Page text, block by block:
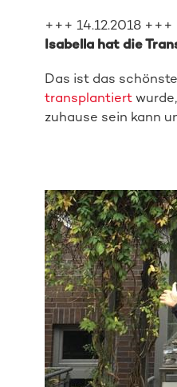
+++ 14.12.2018 +++
Isabella hat die
Das ist das
transplantiert
zuhause sein kann